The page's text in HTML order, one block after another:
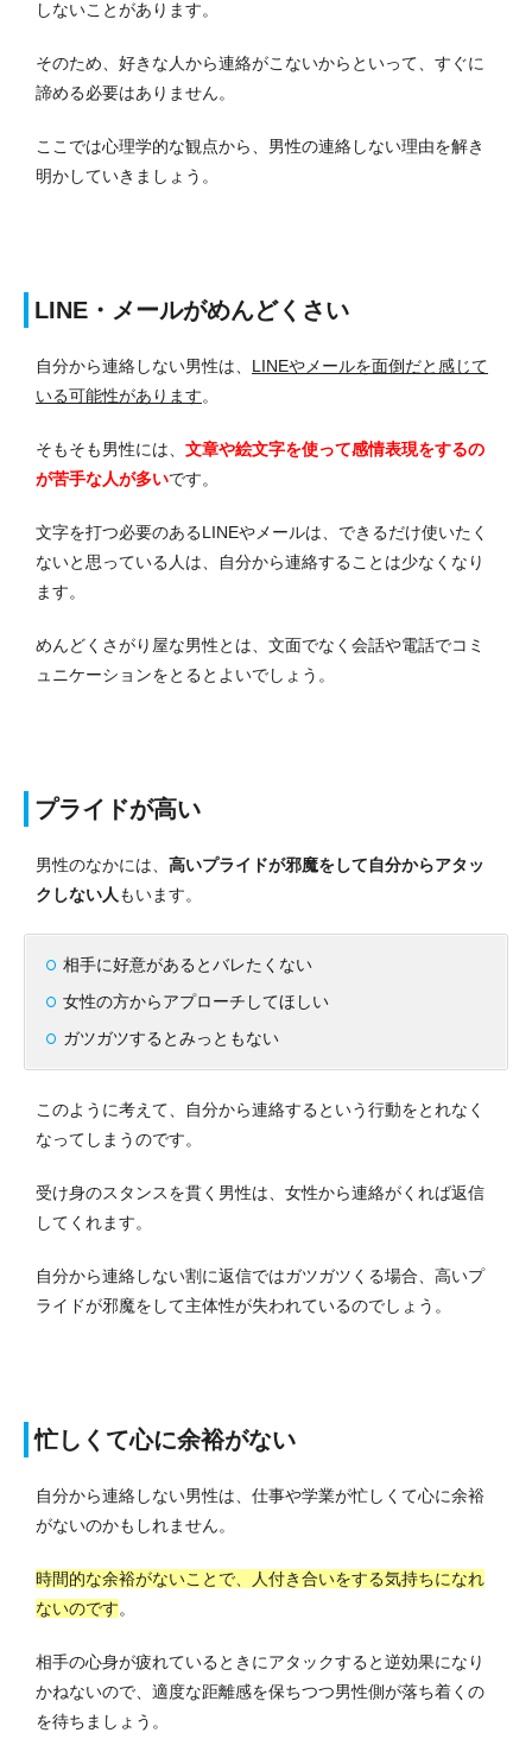
しないことがあります。
そのため、好きな人から連絡がこないからといって、すぐに
諦める必要はありません。
ここでは心理学的な観点から、男性の連絡しない理由を解き
明かしていきましょう。
LINE・メールがめんどくさい
自分から連絡しない男性は、 LINEやメールを面倒だと感じて
いる可能性があります。
そもそも男性には、 文章や絵文字を使って感情表現をするの
が苦手な人が多いです。
文字を打つ必要のあるLINEやメールは、できるだけ使いたく
ないと思っている人は、自分から連絡することは少なくなり
ます。
めんどくさがり屋な男性とは、文面でなく会話や電話でコミ
ュニケーションをとるとよいでしょう。
プライドが高い
男性のなかには、 高いプライドが邪魔をして自分からアタッ
クしない人 もいます。
相手に好意があるとバレたくない
女性の方からアプローチしてほしい
ガツガツするとみっともない
このように考えて、自分から連絡するという行動をとれなく
なってしまうのです。
受け身のスタンスを貫く男性は、女性から連絡がくれば返信
してくれます。
自分から連絡しない割に返信ではガツガツくる場合、高いプ
ライドが邪魔をして主体性が失われているのでしょう。
忙しくて心に余裕がない
自分から連絡しない男性は、仕事や学業が忙しくて心に余裕
がないのかもしれません。
時間的な余裕がないことで、人付き合いをする気持ちになれ
ないのです。
相手の心身が疲れているときにアタックすると逆効果になり
かねないので、適度な距離感を保ちつつ男性側が落ち着くの
を待ちましょう。